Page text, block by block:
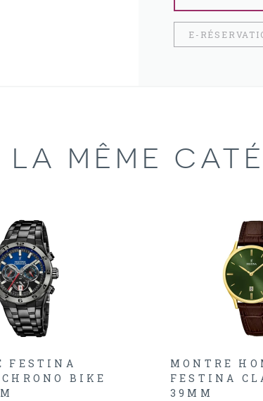
E-
LA MÊME
FESTINA
BIKE
MONTRE
FESTINA
39MM